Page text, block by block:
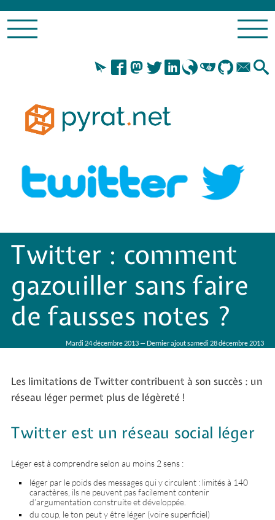
Twitter : comment
gazouiller sans faire
de fausses notes ?
Mardi 24 décembre 2013 — Dernier ajout samedi 28 décembre 2013
Les limitations de Twitter contribuent à son succès : un
réseau léger permet plus de légèreté !
Twitter est un réseau social léger
Léger est à comprendre selon au moins 2 sens :
léger par le poids des messages qui y circulent : limités à 140
caractères, ils ne peuvent pas facilement contenir
d’argumentation construite et développée.
du coup, le ton peut y être léger (voire superficiel)